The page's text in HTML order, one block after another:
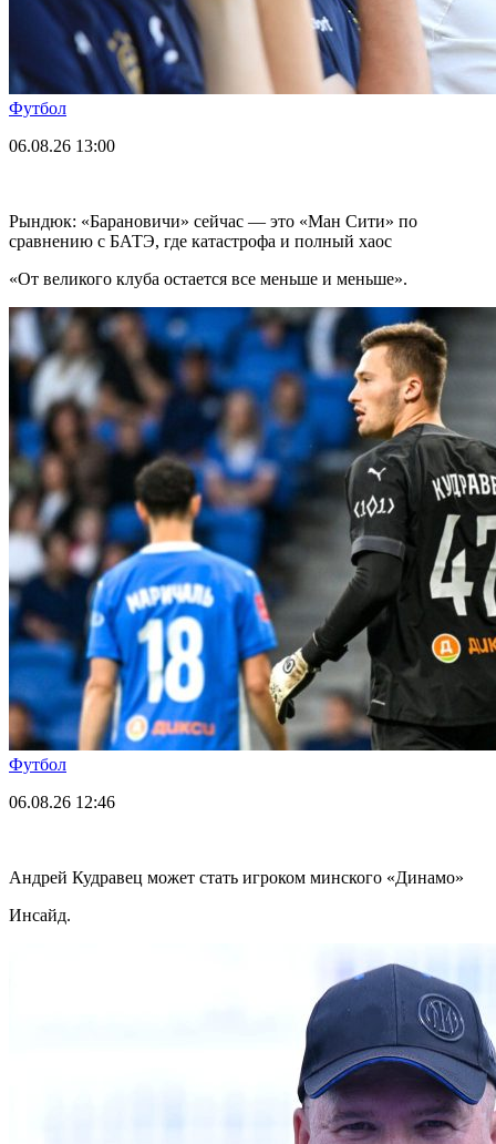
Футбол
06.08.26 13:00
Рындюк: «Барановичи» сейчас — это «Ман Сити» по
сравнению с БАТЭ, где катастрофа и полный хаос
«От великого клуба остается все меньше и меньше».
Футбол
06.08.26 12:46
Андрей Кудравец может стать игроком минского «Динамо»
Инсайд.